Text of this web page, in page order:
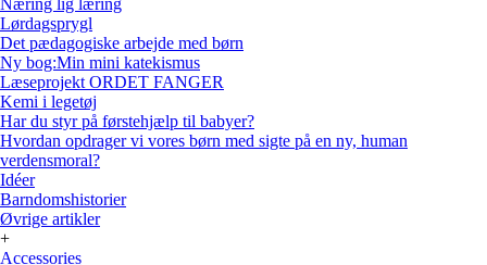
Næring lig læring
Lørdagsprygl
Det pædagogiske arbejde med børn
Ny bog:Min mini katekismus
Læseprojekt ORDET FANGER
Kemi i legetøj
Har du styr på førstehjælp til babyer?
Hvordan opdrager vi vores børn med sigte på en ny, human
verdensmoral?
Idéer
Barndomshistorier
Øvrige artikler
+
Accessories